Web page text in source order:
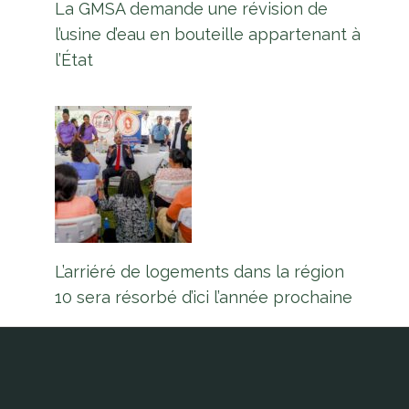
La GMSA demande une révision de
l’usine d’eau en bouteille appartenant à
l’État
L’arriéré de logements dans la région
10 sera résorbé d’ici l’année prochaine